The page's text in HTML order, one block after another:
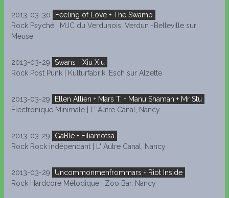
2013-03-30
Feeling of Love + The Swamp
Rock Psyché | MJC du Verdunois, Verdun -Belleville sur
Meuse
2013-03-29
Swans + Xiu Xiu
Rock Post Punk | Kulturfabrik, Esch sur Alzette
2013-03-29
Ellen Allien + Mars T. + Manu Shaman + Mr Stu
Electronique Minimale | L' Autre Canal, Nancy
2013-03-29
GaBlé + Filiamotsa
Rock Rock indépendant | L' Autre Canal, Nancy
2013-03-29
Uncommonmenfrommars + Riot Inside
Rock Hardcore Mélodique | Zoo Bar, Nancy